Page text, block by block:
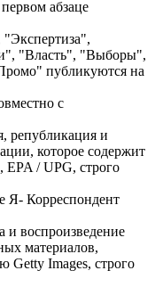
абзаце
"Власть", "Выборы",
публикуются на
с
републикация и
которое содержит
/ UPG, строго
Я- Корреспондент
и воспроизведение
материалов,
Getty Images, строго